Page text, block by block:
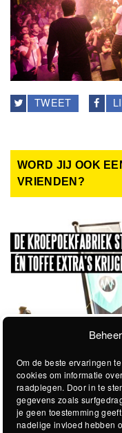
Om de beste ervaringen
cookies om informatie
raadplegen. Door in te
gegevens zoals
je geen toestemming
nadelige invloed hebben
TWEET
WORD JIJ OOK
VRIENDEN?